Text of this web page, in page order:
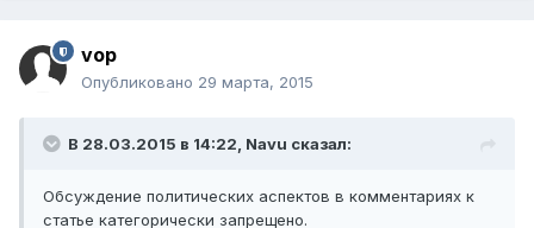
vop
Опубликовано 29 марта, 2015
В 28.03.2015 в 14:22, Navu сказал:
Обсуждение политических аспектов в комментариях к
статье категорически запрещено.